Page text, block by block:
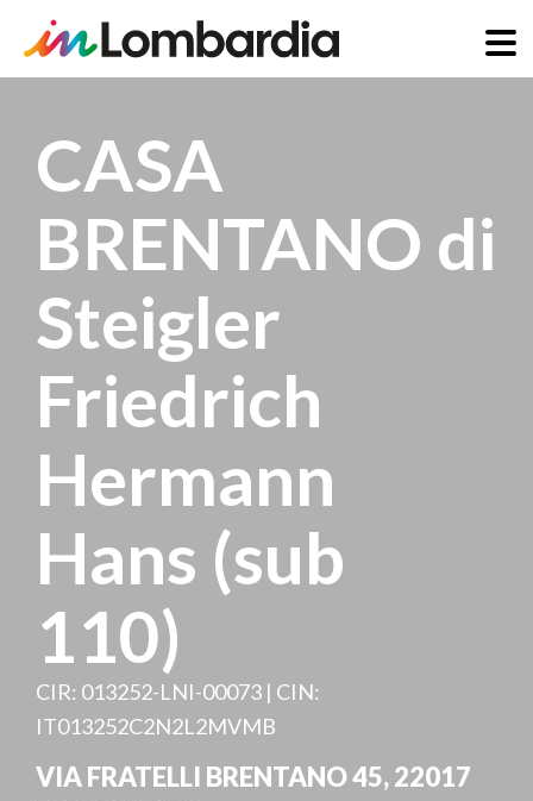
contenuto
principale
CASA
BRENTANO di
Steigler
Friedrich
Hermann
Hans (sub
110)
CIR: 013252-LNI-00073 | CIN:
IT013252C2N2L2MVMB
VIA FRATELLI BRENTANO 45,22017